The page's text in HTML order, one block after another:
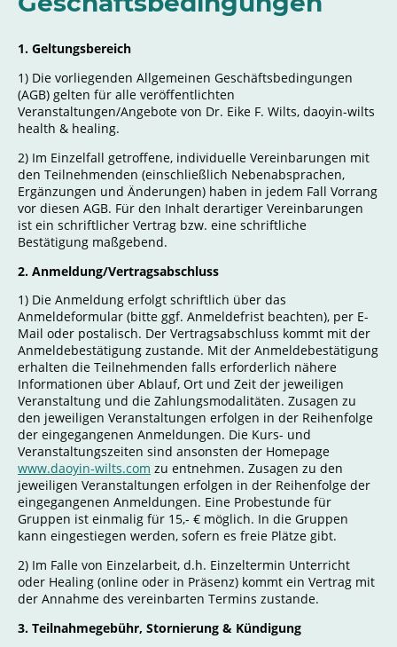
1. Geltungsbereich
1) Die vorliegenden Allgemeinen Geschäftsbedingungen
(AGB) gelten für alle veröffentlichten
Veranstaltungen/Angebote von Dr. Eike F. Wilts, daoyin-wilts
health & healing.
2) Im Einzelfall getroffene, individuelle Vereinbarungen mit
den Teilnehmenden (einschließlich Nebenabsprachen,
Ergänzungen und Änderungen) haben in jedem Fall Vorrang
vor diesen AGB. Für den Inhalt derartiger Vereinbarungen
ist ein schriftlicher Vertrag bzw. eine schriftliche
Bestätigung maßgebend.
2. Anmeldung/Vertragsabschluss
1) Die Anmeldung erfolgt schriftlich über das
Anmeldeformular (bitte ggf. Anmeldefrist beachten), per E-
Mail oder postalisch. Der Vertragsabschluss kommt mit der
Anmeldebestätigung zustande. Mit der Anmeldebestätigung
erhalten die Teilnehmenden falls erforderlich nähere
Informationen über Ablauf, Ort und Zeit der jeweiligen
Veranstaltung und die Zahlungsmodalitäten. Zusagen zu
den jeweiligen Veranstaltungen erfolgen in der Reihenfolge
der eingegangenen Anmeldungen. Die Kurs- und
Veranstaltungszeiten sind ansonsten der Homepage
www.daoyin-wilts.com zu entnehmen. Zusagen zu den
jeweiligen Veranstaltungen erfolgen in der Reihenfolge der
eingegangenen Anmeldungen. Eine Probestunde für
Gruppen ist einmalig für 15,- € möglich. In die Gruppen
kann eingestiegen werden, sofern es freie Plätze gibt.
2) Im Falle von Einzelarbeit, d.h. Einzeltermin Unterricht
oder Healing (online oder in Präsenz) kommt ein Vertrag mit
der Annahme des vereinbarten Termins zustande.
3. Teilnahmegebühr, Stornierung & Kündigung